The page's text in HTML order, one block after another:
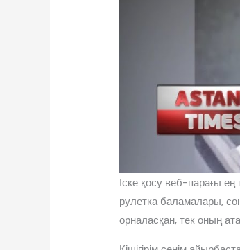
Іске қосу веб-парағы
рулетка баламалары,
орналасқан, тек оның